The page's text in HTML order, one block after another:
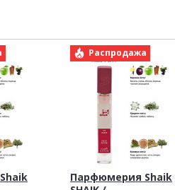
Распродажа
Парфюмерия Shaik